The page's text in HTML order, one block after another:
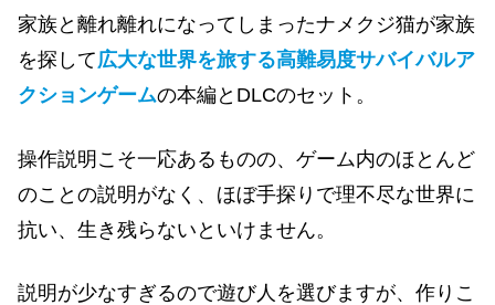
家族と離れ離れになってしまったナメクジ猫が家族
を探して広大な世界を旅する高難易度サバイバルア
クションゲームの本編とDLCのセット。
操作説明こそ一応あるものの、ゲーム内のほとんど
のことの説明がなく、ほぼ手探りで理不尽な世界に
抗い、生き残らないといけません。
説明が少なすぎるので遊び人を選びますが、作りこ